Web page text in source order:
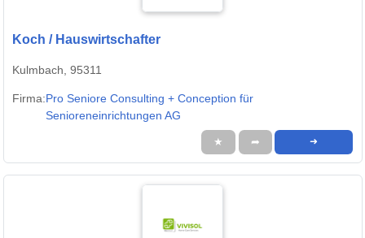
Koch / Hauswirtschafter
Kulmbach, 95311
Firma:Pro Seniore Consulting + Conception für
Senioreneinrichtungen AG
★ ➦ ➜